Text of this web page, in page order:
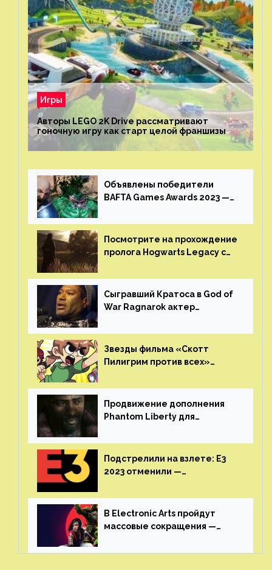
Игры
Авторы LEGO 2K Drive рассматривают
гоночную игру как старт целой франшизы
Объявлены победители
BAFTA Games Awards 2023 —
получила шесть наград
Посмотрите на прохождение
пролога Hogwarts Legacy с
GamesVoice показала первые
результаты своего труда
Сыгравший Кратоса в God of
War Ragnarok актер
игроков прекратить
консольные войны
Звезды фильма «Скотт
Пилигрим против всех»
аниме от Netflix
Продвижение дополнения
Phantom Liberty для
июне
Подстрелили на взлете: E3
2023 отменили —
выставка не вернется
В Electronic Arts пройдут
массовые сокращения —
реструктуризацию